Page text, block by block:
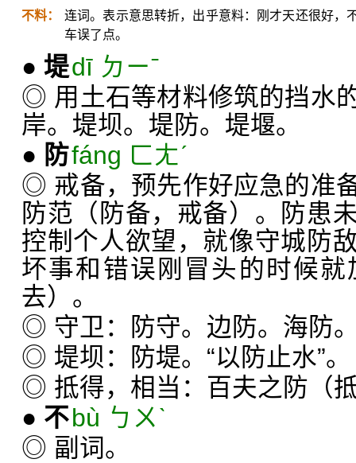
不料：
连词。表示意思转折，出乎意料：刚才天还很好，
车误了点。
● 堤dī ㄉㄧˉ
◎ 用土石等材料修筑的挡水
岸。堤坝。堤防。堤堰。
● 防fáng ㄈㄤˊ
◎ 戒备，预先作好应急的准
防范（防备，戒备）。防患
控制个人欲望，就像守城防
坏事和错误刚冒头的时候
去）。
◎ 守卫：防守。边防。海防
◎ 堤坝：防堤。“以防止水”。
◎ 抵得，相当：百夫之防（
● 不bù ㄅㄨˋ
◎ 副词。